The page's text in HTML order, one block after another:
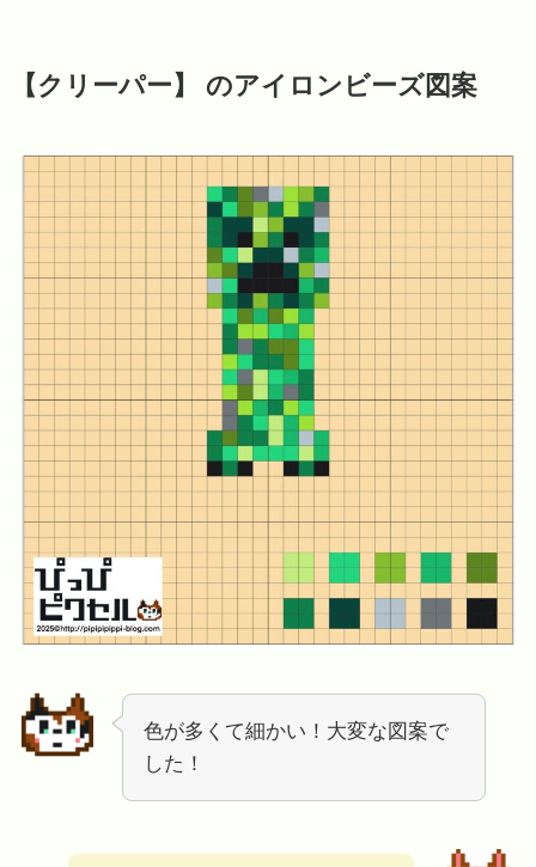
【クリーパー】 のアイロンビーズ図案
色が多くて細かい！大変な図案で
した！